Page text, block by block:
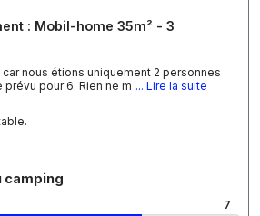
: Mobil-home 35m² - 3
nous étions uniquement 2 personnes
prévu pour 6. Rien ne m ... Lire la suite
camping
7